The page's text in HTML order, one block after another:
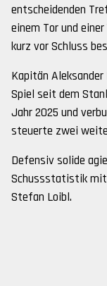
entscheidenden
einem Tor und
kurz vor Schluss
Kapitän
Spiel seit dem
Jahr 2025 und
steuerte zwei
Defensiv solide
Schussstatistik mit
Stefan Loibl.